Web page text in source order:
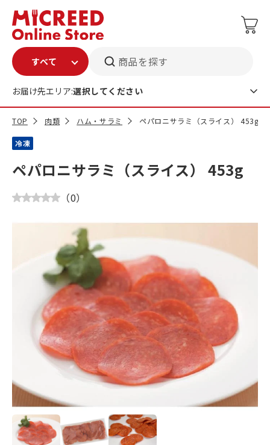
商品を探す
お届け先エリア:選択してください
TOP 肉類 ハム・サラミ ペパロニサラミ（スライス） 453g
冷凍
ペパロニサラミ（スライス） 453g
（0）